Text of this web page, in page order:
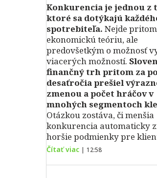
Konkurencia je jednou z
ktoré sa dotýkajú
spotrebiteľa. Nejde
ekonomickú teóriu, ale
predovšetkým o možnosť
viacerých možností.
finančný trh pritom za
desaťročia prešiel
zmenou a počet hráčov v
mnohých segmentoch
Otázkou zostáva, či menšia
konkurencia automaticky
horšie podmienky pre
Čítať viac | 12:58